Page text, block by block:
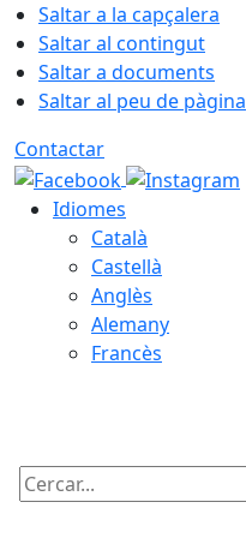
Saltar a la capçalera
Saltar al contingut
Saltar a documents
Saltar al peu de pàgina
Contactar
Idiomes
Català
Castellà
Anglès
Alemany
Francès
Cercar: